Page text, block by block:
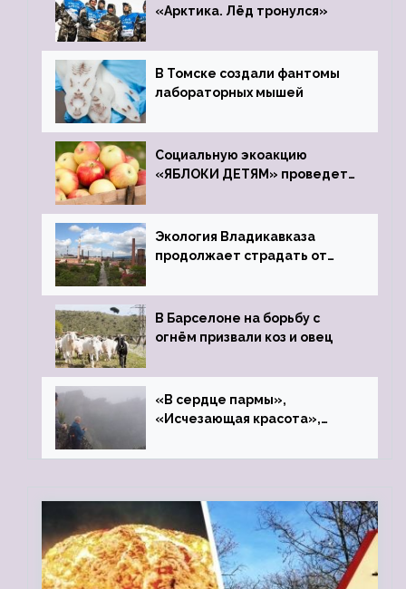
«Арктика. Лёд тронулся»
В Томске создали фантомы
лабораторных мышей
Социальную экоакцию
«ЯБЛОКИ ДЕТЯМ» проведет
Экология Владикавказа
продолжает страдать от
В Барселоне на борьбу с
огнём призвали коз и овец
«В сердце пармы»,
«Исчезающая красота»,